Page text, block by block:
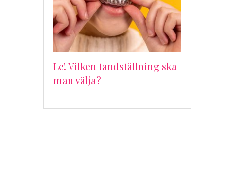
Le! Vilken tandställning ska
man välja?